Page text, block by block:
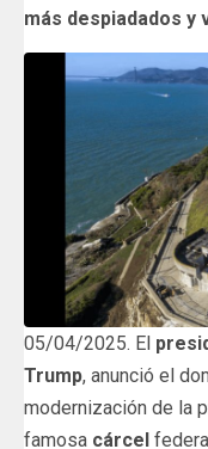
más despiadados y
05/04/2025. El
Trump, anunció el
modernización de la
famosa cárcel